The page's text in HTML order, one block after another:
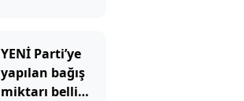
YENİ Parti’ye
yapılan bağış
miktarı belli